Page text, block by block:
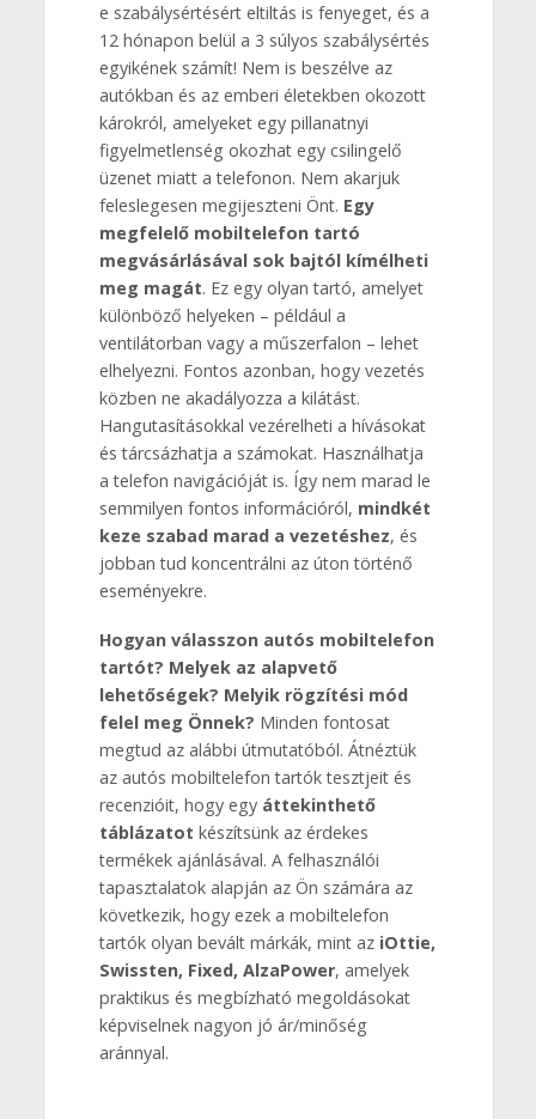
e szabálysértésért eltiltás is fenyeget, és a
12 hónapon belül a 3 súlyos szabálysértés
egyikének számít! Nem is beszélve az
autókban és az emberi életekben okozott
károkról, amelyeket egy pillanatnyi
figyelmetlenség okozhat egy csilingelő
üzenet miatt a telefonon. Nem akarjuk
feleslegesen megijeszteni Önt. Egy
megfelelő mobiltelefon tartó
megvásárlásával sok bajtól kímélheti
meg magát. Ez egy olyan tartó, amelyet
különböző helyeken – például a
ventilátorban vagy a műszerfalon – lehet
elhelyezni. Fontos azonban, hogy vezetés
közben ne akadályozza a kilátást.
Hangutasításokkal vezérelheti a hívásokat
és tárcsázhatja a számokat. Használhatja
a telefon navigációját is. Így nem marad le
semmilyen fontos információról, mindkét
keze szabad marad a vezetéshez, és
jobban tud koncentrálni az úton történő
eseményekre.
Hogyan válasszon autós mobiltelefon
tartót? Melyek az alapvető
lehetőségek? Melyik rögzítési mód
felel meg Önnek? Minden fontosat
megtud az alábbi útmutatóból. Átnéztük
az autós mobiltelefon tartók tesztjeit és
recenzióit, hogy egy áttekinthető
táblázatot készítsünk az érdekes
termékek ajánlásával. A felhasználói
tapasztalatok alapján az Ön számára az
következik, hogy ezek a mobiltelefon
tartók olyan bevált márkák, mint az iOttie,
Swissten, Fixed, AlzaPower, amelyek
praktikus és megbízható megoldásokat
képviselnek nagyon jó ár/minőség
aránnyal.